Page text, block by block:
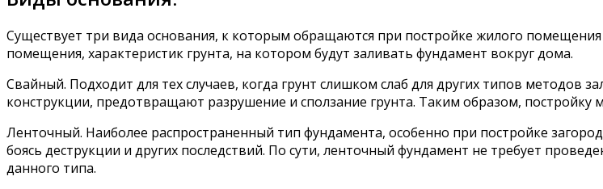
Существует три вида основания, к которым обращаются при постройке жилого
помещения, характеристик грунта, на котором будут заливать фундамент вокруг дома.
Свайный. Подходит для тех случаев, когда грунт слишком слаб для других типов методов
конструкции, предотвращают разрушение и сползание грунта. Таким образом,
Ленточный. Наиболее распространенный тип фундамента, особенно при постройке
боясь деструкции и других последствий. По сути, ленточный фундамент не требует
данного типа.